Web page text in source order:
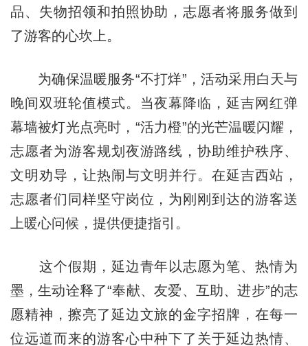
品、失物招领和拍照协助，志愿者将服务做到
了游客的心坎上。
为确保温暖服务“不打烊”，活动采用白天与
晚间双班轮值模式。当夜幕降临，延吉网红弹
幕墙被灯光点亮时，“活力橙”的光芒温暖闪耀，
志愿者为游客规划夜游路线，协助维护秩序、
文明劝导，让热闹与文明并行。在延吉西站，
志愿者们同样坚守岗位，为刚刚到达的游客送
上暖心问候，提供便捷指引。
这个假期，延边青年以志愿为笔、热情为
墨，生动诠释了“奉献、友爱、互助、进步”的志
愿精神，擦亮了延边文旅的金字招牌，在每一
位远道而来的游客心中种下了关于延边热情、